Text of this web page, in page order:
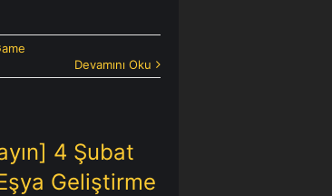
Devamını Oku
4 Şubat
Geliştirme